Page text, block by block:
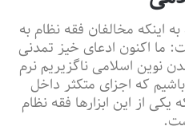
اینکه مخالفان فقه نظام به
اکنون ادعای خیز تمدنی
نوین اسلامی ناگزیریم نرم
که اجزای متکثر داخل
از این ابزارها فقه نظام